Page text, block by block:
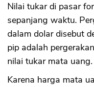
Nilai tukar di pasar
sepanjang waktu.
dalam dolar disebut
pip adalah
nilai tukar mata uang.
Karena harga mata